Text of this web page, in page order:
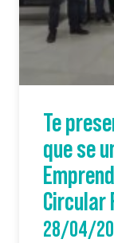
Te
que se
Circular
28/04/